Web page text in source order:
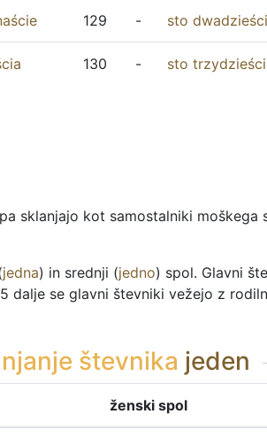
129 - sto
130 - sto trzydzieści
sklanjajo kot samostalniki moškega
jedna) in srednji (jedno) spol. Glavni
dalje se glavni števniki vežejo z
števnika jeden
ženski spol